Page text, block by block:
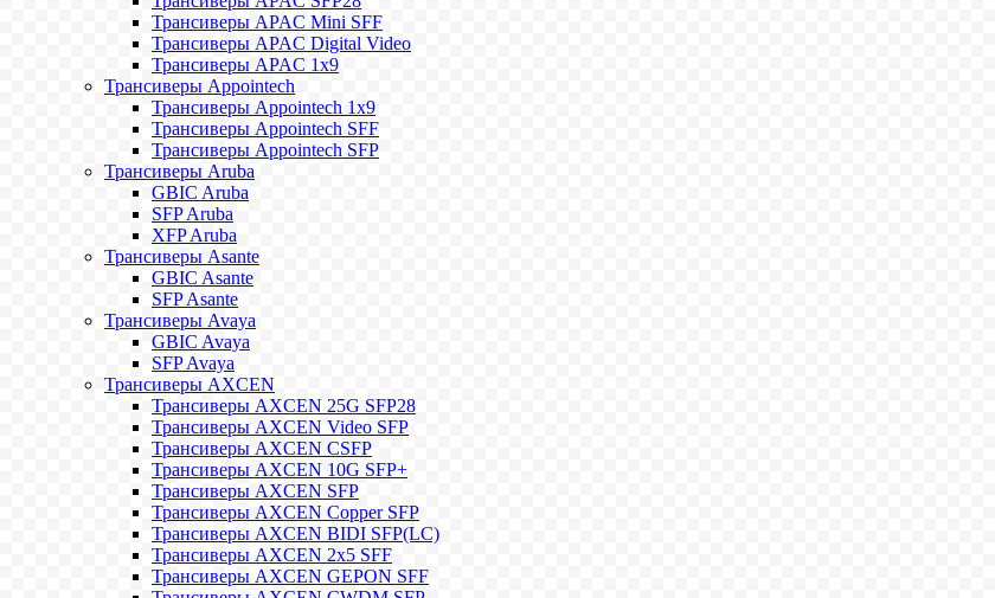
Трансиверы APAC Mini SFF
Трансиверы APAC Digital Video
Трансиверы APAC 1x9
Трансиверы Appointech
Трансиверы Appointech 1x9
Трансиверы Appointech SFF
Трансиверы Appointech SFP
Трансиверы Aruba
GBIC Aruba
SFP Aruba
XFP Aruba
Трансиверы Asante
GBIC Asante
SFP Asante
Трансиверы Avaya
GBIC Avaya
SFP Avaya
Трансиверы AXCEN
Трансиверы AXCEN 25G SFP28
Трансиверы AXCEN Video SFP
Трансиверы AXCEN CSFP
Трансиверы AXCEN 10G SFP+
Трансиверы AXCEN SFP
Трансиверы AXCEN Copper SFP
Трансиверы AXCEN BIDI SFP(LC)
Трансиверы AXCEN 2x5 SFF
Трансиверы AXCEN GEPON SFF